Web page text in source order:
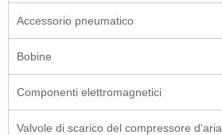
Accessorio pneumatico
Bobine
Componenti elettromagnetici
Valvole di scarico del compressore d'aria